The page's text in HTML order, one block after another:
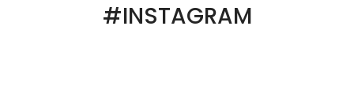
#INSTAGRAM